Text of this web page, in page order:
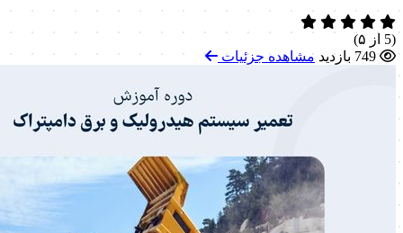
(5 از ۵)
749 بازدید
مشاهده جزئیات